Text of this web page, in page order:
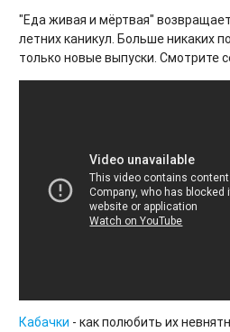
"Еда живая и мёртвая"
летних каникул. Больше никаких
только новые выпуски. Смотрите
Кабачки - как полюбить их